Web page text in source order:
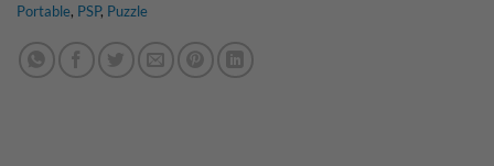
Portable, PSP, Puzzle